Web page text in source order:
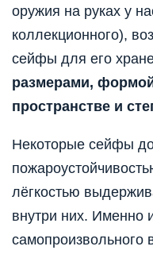
оружия на руках у
коллекционного),
сейфы для его
размерами,
пространстве и
Некоторые сейфы
лёгкостью
внутри них. Именно
самопроизвольного